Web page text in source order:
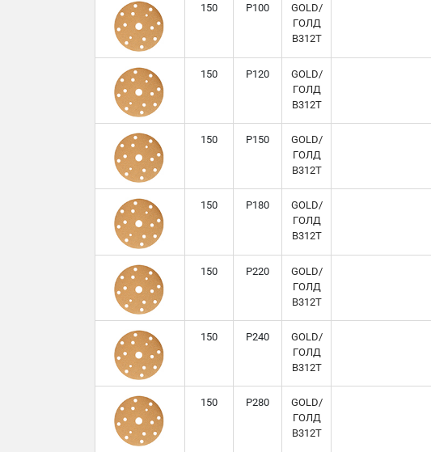
150 P100
GOLD/
ГОЛД
B312T
150 P120
GOLD/
ГОЛД
B312T
150 P150
GOLD/
ГОЛД
B312T
150 P180
GOLD/
ГОЛД
B312T
150 P220
GOLD/
ГОЛД
B312T
150 P240
GOLD/
ГОЛД
B312T
150 P280
GOLD/
ГОЛД
B312T